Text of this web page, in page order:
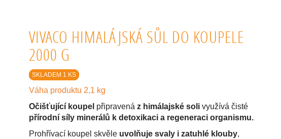
VIVACO HIMALÁJSKÁ SŮL DO KOUPELE
2000 G
SKLADEM 1 KS
Váha produktu 2,1 kg
Očišťující koupel připravená z himálajské soli využívá čisté
přírodní síly minerálů k detoxikaci a regeneraci organismu.
Prohřívací koupel skvěle uvolňuje svaly i zatuhlé klouby,